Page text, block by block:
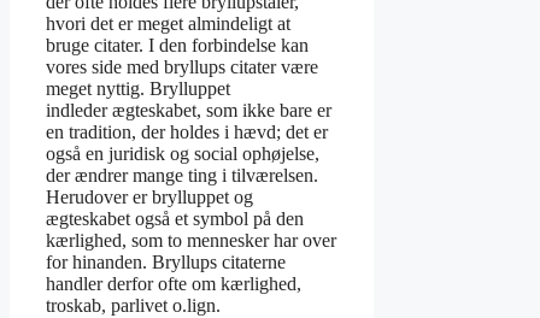
hvori det er meget almindeligt at
bruge citater. I den forbindelse kan
vores side med bryllups citater være
meget nyttig. Brylluppet
indleder ægteskabet, som ikke bare er
en tradition, der holdes i hævd; det er
også en juridisk og social ophøjelse,
der ændrer mange ting i tilværelsen.
Herudover er brylluppet og
ægteskabet også et symbol på den
kærlighed, som to mennesker har over
for hinanden. Bryllups citaterne
handler derfor ofte om kærlighed,
troskab, parlivet o.lign.